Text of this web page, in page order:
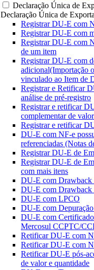
Declaração Única de
Declaração Única de
Registrar DU-E com
Registrar DU-E com
Registrar DU-E com
de um item
Registrar DU-E com
adicional(Importação
vinculado ao Item de
Registrar e Retificar
análise de pré-registro
Registrar e retificar
complementar de
Registrar e retificar
DU-E com NF-e
referenciadas (Notas
Registrar DU-E de
Registrar DU-E de
com mais itens
DU-E com Drawback
DU-E com Drawback
DU-E com LPCO
DU-E com Depuração
DU-E com
Mercosul CCPTC/
Retificar DU-E com
Retificar DU-E com
Retificar DU-E pós-
de valor e quantidade